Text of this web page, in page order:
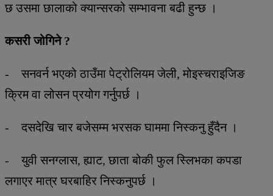
छ उसमा छालाको क्यान्सरको सम्भावना बढी हुन्छ ।
कसरी जोगिने ?
- सनवर्न भएको ठाउँमा पेट्रोलियम जेली, मोइस्चराइजिङ
क्रिम वा लोसन प्रयोग गर्नुपर्छ ।
- दसदेखि चार बजेसम्म भरसक घाममा निस्कनु हुँदैन ।
- युवी सनग्लास, ह्याट, छाता बोकी फुल स्लिभका कपडा
लगाएर मात्र घरबाहिर निस्कनुपर्छ ।